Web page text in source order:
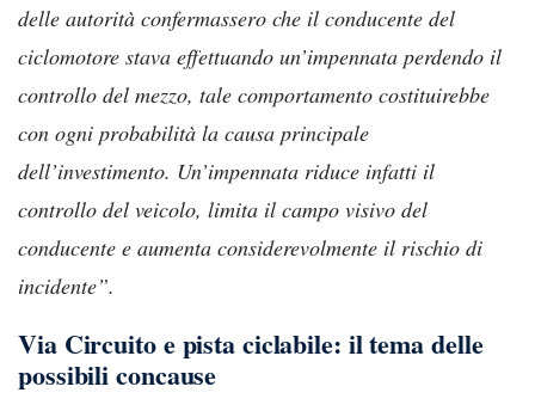
delle autorità confermassero che il conducente del
ciclomotore stava effettuando un’impennata perdendo il
controllo del mezzo, tale comportamento costituirebbe
con ogni probabilità la causa principale
dell’investimento. Un’impennata riduce infatti il
controllo del veicolo, limita il campo visivo del
conducente e aumenta considerevolmente il rischio di
incidente”.
Via Circuito e pista ciclabile: il tema delle
possibili concause